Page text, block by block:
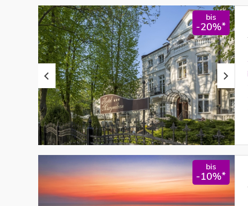
bis
-20%*
bis
-10%*